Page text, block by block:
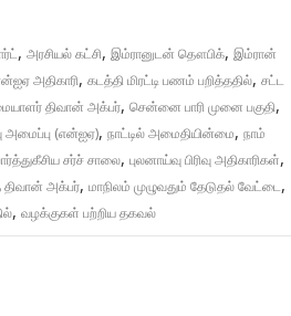
, அரசியல் கட்சி, இம்ரானுடன் தௌபிக், இம்ரான்
அதிகாரி, கடத்தி மிரட்டி பணம் பறித்ததில், சட்ட
திவான் அக்பர், சென்னை பாரி முனை பகுதி,
அமைப்பு (என்ஐஏ), நாட்டில் அமைதியின்மை, நாம்
சர்ச் சாலை, புலனாய்வு பிரிவு அதிகாரிகள்,
திவான் அக்பர், மாநிலம் முழுவதும் தேடுதல் வேட்டை,
, வழக்குகள் பற்றிய தகவல்